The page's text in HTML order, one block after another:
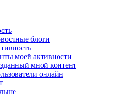
блоги
моей активности
мной контент
онлайн